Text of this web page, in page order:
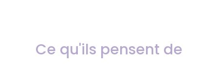
Ce qu'ils pensent de